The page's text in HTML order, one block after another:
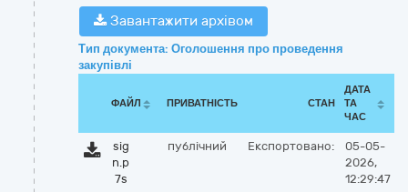
Завантажити архівом
Тип документа: Оголошення про проведення
закупівлі
ФАЙЛ ПРИВАТНІСТЬ СТАН
ДАТА
ТА
ЧАС
sig
n.p
7s
публічний Експортовано:
05-05-
2026,
12:29:47